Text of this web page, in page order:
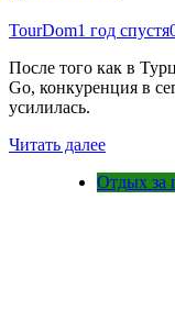
TourDom1 год спустя
После того как в
Go, конкуренция в
усилилась.
Читать далее
Отдых за